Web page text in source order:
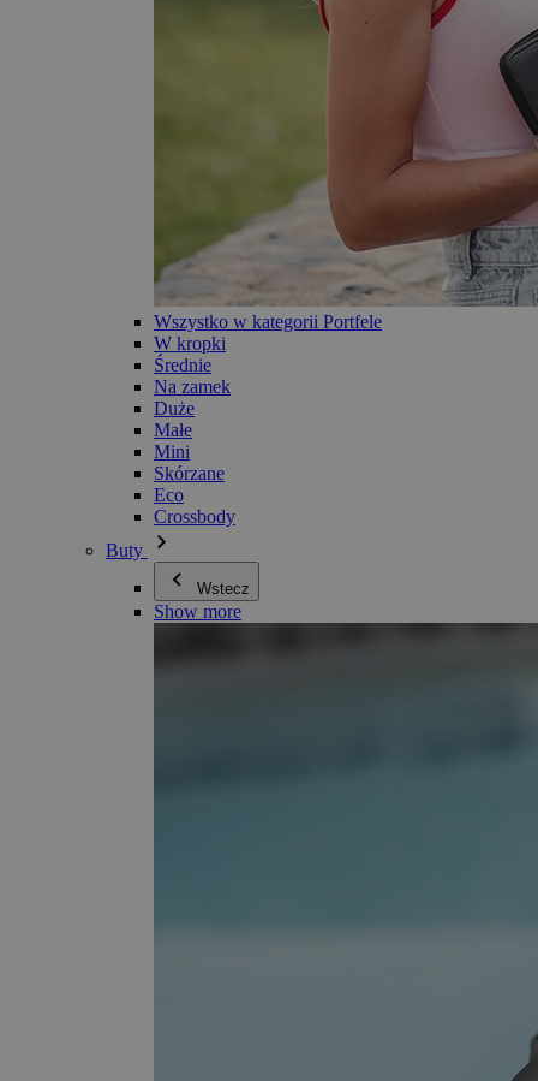
Wszystko w kategorii Portfele
W kropki
Średnie
Na zamek
Duże
Małe
Mini
Skórzane
Eco
Crossbody
Buty
Wstecz
Show more